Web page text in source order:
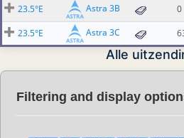
23.5°E
Astra 3B 0
23.5°E
Astra 3C
Alle
Filtering and display